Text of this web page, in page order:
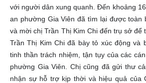
với người dân xung quanh. Đến khoảng
an phường Gia Viên đã tìm lại được toàn
và mời chị Trần Thị Kim Chi đến trụ sở để
Trần Thị Kim Chi đã bày tỏ xúc động và
tinh thần trách nhiệm, tận tụy của các
phường Gia Viên. Chị cũng đã gửi thư
nhận sự hỗ trợ kịp thời và hiệu quả của